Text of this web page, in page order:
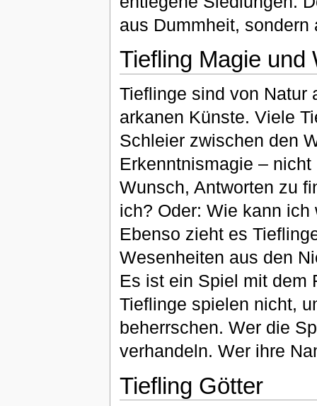
aus Dummheit,
Tiefling Magie und
Tieflinge sind von Natur
arkanen Künste. Viele
Schleier zwischen den
Erkenntnismagie –
Wunsch, Antworten zu
ich? Oder: Wie kann ich
Ebenso zieht es
Wesenheiten aus den
Es ist ein Spiel mit dem
Tieflinge spielen nicht,
beherrschen. Wer die
verhandeln. Wer ihre
Tiefling Götter